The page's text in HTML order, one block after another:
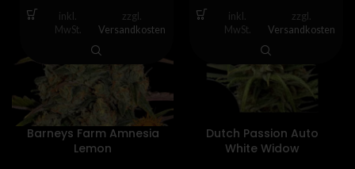
Barneys Farm Amnesia
Lemon
inkl.
MwSt.
zzgl.
Versandkosten
Dutch Passion Auto
White Widow
inkl.
MwSt.
zzgl.
Versandkosten